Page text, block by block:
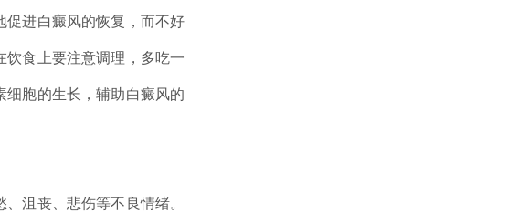
进白癜风的恢复，而不好
饮食上要注意调理，多吃一
细胞的生长，辅助白癜风的
沮丧、悲伤等不良情绪。